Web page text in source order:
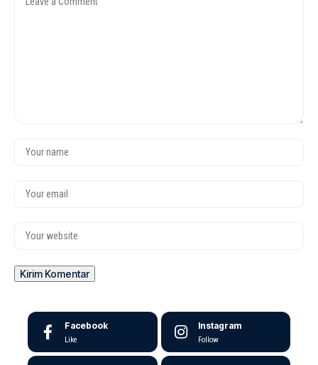
Facebook
Like
Instagram
Follow